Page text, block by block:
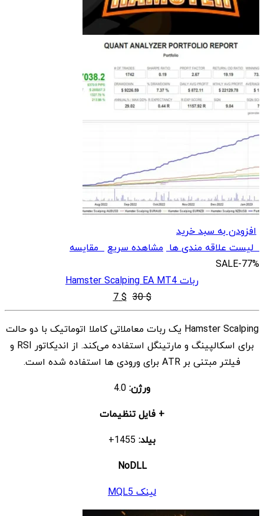
افزودن به سبد خرید
لیست علاقه مندی ها مشاهده سریعمقایسه
SALE-77%
ربات Hamster Scalping EA MT4
$
30
قیمت
اصلی
$ 30
بود.
$
7 قیمت
فعلی
$ 7
است.
Hamster Scalping یک ربات معاملاتی کاملا اتوماتیک با دو حالت
برای اسکالپینگ و مارتینگل استفاده می‌کند. از اندیکاتور RSI و
فیلتر مبتنی بر ATR برای ورودی ها استفاده شده است.
ورژن:
+ فایل تنظیمات
بیلد:
NoDLL
لینک MQL5